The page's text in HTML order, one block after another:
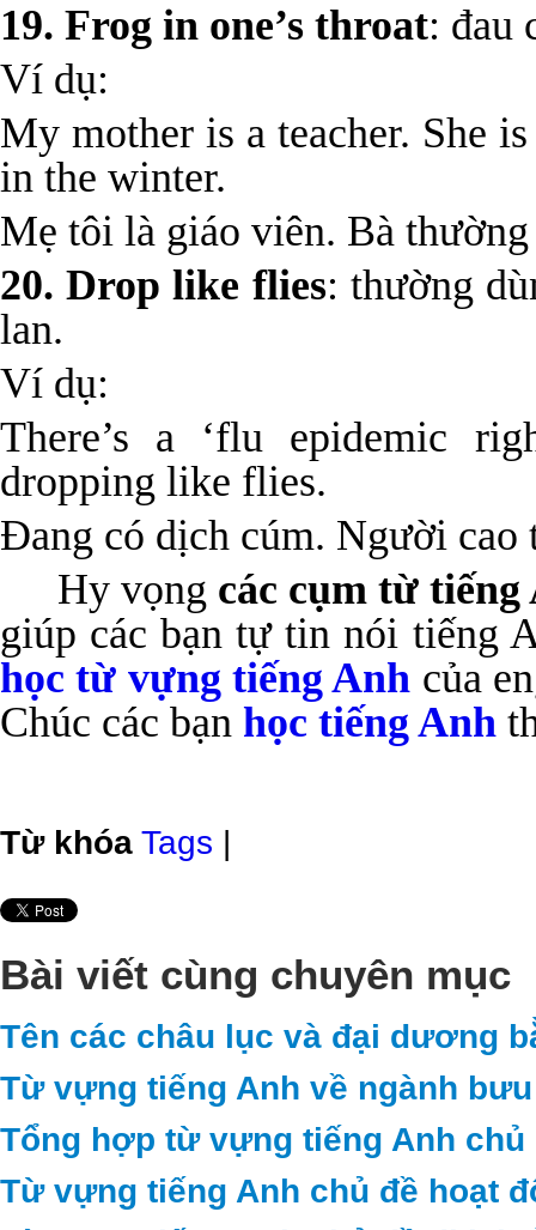
19. Frog in one’s throat: đau
Ví dụ:
My mother is a teacher. She
in the winter.
Mẹ tôi là giáo viên. Bà
20. Drop like flies: thường
lan.
Ví dụ:
There’s a ‘flu epidemic
dropping like flies.
Đang có dịch cúm. Người cao
Hy vọng các cụm từ tiếng
giúp các bạn tự tin nói tiếng
học từ vựng tiếng Anh của
Chúc các bạn học tiếng Anh
Từ khóa Tags |
Bài viết cùng chuyên mục
Tên các châu lục và đại dương
Từ vựng tiếng Anh về ngành
Tổng hợp từ vựng tiếng Anh chủ
Từ vựng tiếng Anh chủ đề hoạt